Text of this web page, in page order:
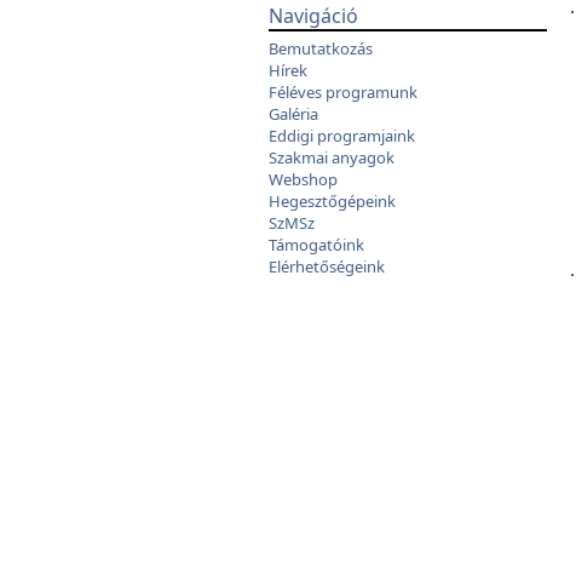
Navigáció
Bemutatkozás
Hírek
Féléves programunk
Galéria
Eddigi programjaink
Szakmai anyagok
Webshop
Hegesztőgépeink
SzMSz
Támogatóink
Elérhetőségeink